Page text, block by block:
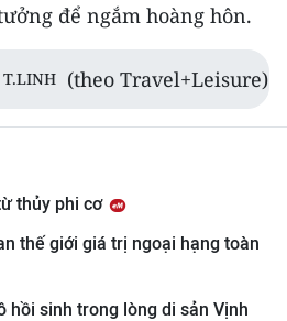
để ngắm hoàng hôn.
T.LINH (theo Travel+Leisure)
thủy phi cơ
thế giới giá trị ngoại hạng toàn
hồi sinh trong lòng di sản Vịnh